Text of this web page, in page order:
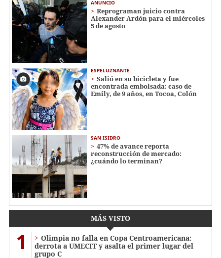
ANUNCIO
Reprograman juicio contra
Alexander Ardón para el miércoles
5 de agosto
ESPELUZNANTE
Salió en su bicicleta y fue
encontrada embolsada: caso de
Emily, de 9 años, en Tocoa, Colón
SAN ISIDRO
47% de avance reporta
reconstrucción de mercado:
¿cuándo lo terminan?
MÁS VISTO
1
Olimpia no falla en Copa Centroamericana:
derrota a UMECIT y asalta el primer lugar del
grupo C